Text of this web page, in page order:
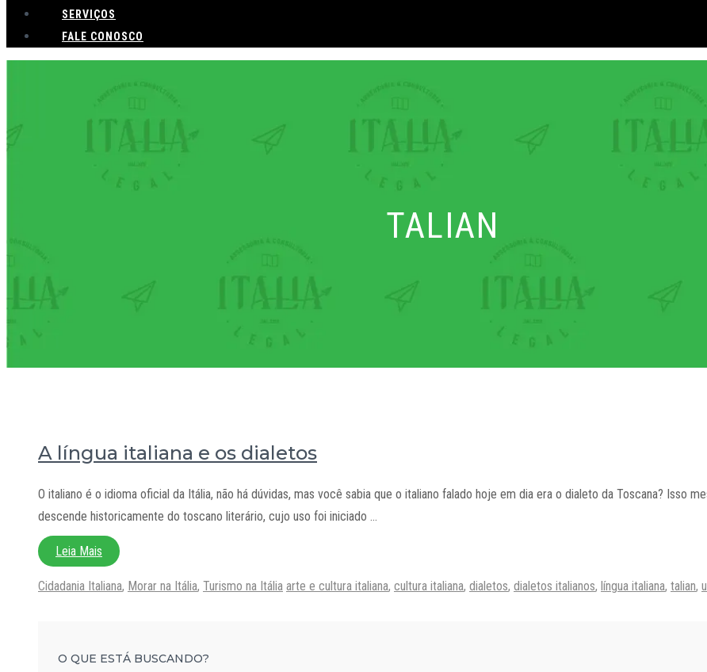
SERVIÇOS
FALE CONOSCO
TALIAN
A língua italiana e os dialetos
O italiano é o idioma oficial da Itália, não há dúvidas, mas você sabia que o italiano falado hoje em dia era o dialeto da Toscana? Isso
descende historicamente do toscano literário, cujo uso foi iniciado …
Leia Mais
Categorias
Cidadania Italiana, Morar na Itália, Turismo na Itália Tags
arte e cultura italiana, cultura italiana, dialetos, dialetos italianos, língua italiana, talian,
O QUE ESTÁ BUSCANDO?